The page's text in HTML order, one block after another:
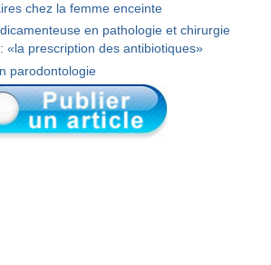
chez la femme enceinte
en pathologie et chirurgie
«la prescription des antibiotiques»
parodontologie